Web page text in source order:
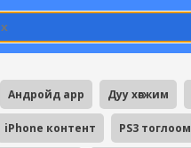
Андройд app Дуу хөгжим
iPhone контент PS3 тоглоом